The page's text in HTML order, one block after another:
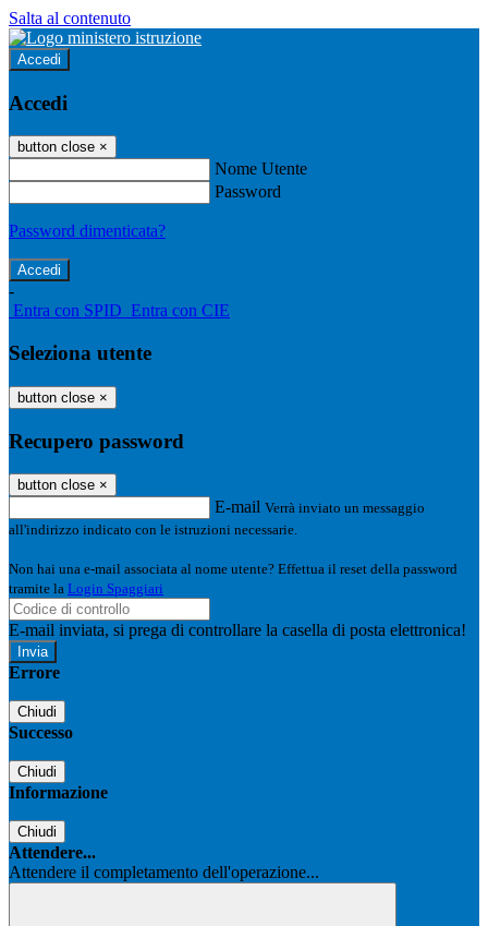
Salta al contenuto
Accedi
Accedi
button close ×
Nome Utente
Password
Password dimenticata?
-
Entra con SPID Entra con CIE
Seleziona utente
button close ×
Recupero password
button close ×
E-mail Verrà inviato un messaggio
all'indirizzo indicato con le istruzioni necessarie.
Non hai una e-mail associata al nome utente? Effettua il reset della password
tramite la Login Spaggiari
E-mail inviata, si prega di controllare la casella di posta elettronica!
Errore
Chiudi
Successo
Chiudi
Informazione
Chiudi
Attendere...
Attendere il completamento dell'operazione...